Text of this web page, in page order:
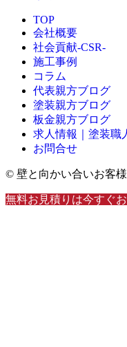
TOP
会社概要
社会貢献-CSR-
施工事例
コラム
代表親方ブログ
塗装親方ブログ
板金親方ブログ
求人情報｜塗装職
お問合せ
© 壁と向かい合いお客
無料お見積りは今すぐお